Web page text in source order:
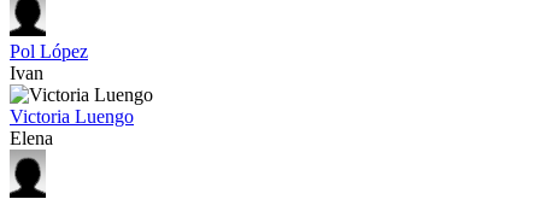
Pol López
Ivan
Victoria Luengo
Elena